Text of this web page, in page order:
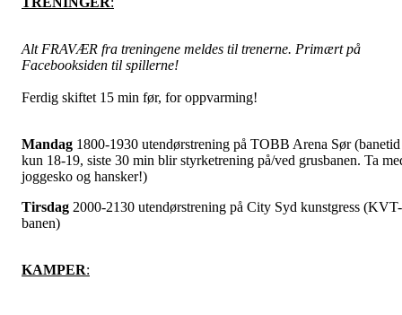
Alt FRAVÆR fra treningene meldes til trenerne. Primært på
Facebooksiden til spillerne!
Ferdig skiftet 15 min før, for oppvarming!
Mandag 1800-1930 utendørstrening på TOBB Arena Sør (banetid
kun 18-19, siste 30 min blir styrketrening på/ved grusbanen. Ta
joggesko og hansker!)
Tirsdag 2000-2130 utendørstrening på City Syd kunstgress (KVT-
banen)
KAMPER: